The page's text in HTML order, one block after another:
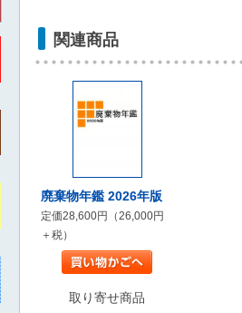
関連商品
廃棄物年鑑 2026年版
定価28,600円（26,000円
＋税）
取り寄せ商品